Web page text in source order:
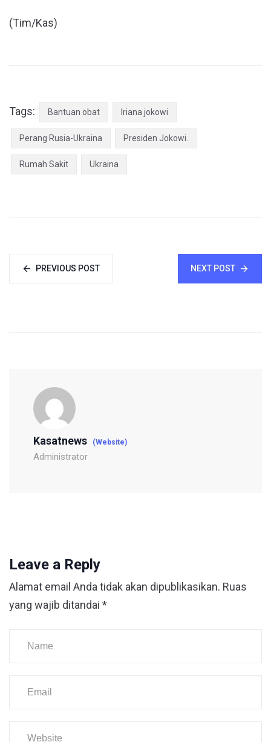
(Tim/Kas)
Tags: Bantuan obat Iriana jokowi
Perang Rusia-Ukraina Presiden Jokowi.
Rumah Sakit Ukraina
PREVIOUS POST NEXT POST
Kasatnews (Website)
Administrator
Leave a Reply
Alamat email Anda tidak akan dipublikasikan. Ruas
yang wajib ditandai *